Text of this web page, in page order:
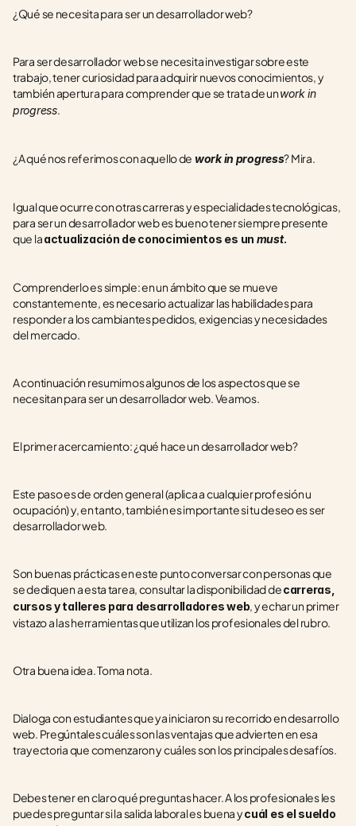
¿Qué se necesita para ser un desarrollador web?
Para ser desarrollador web se necesita investigar sobre este
trabajo, tener curiosidad para adquirir nuevos conocimientos, y
también apertura para comprender que se trata de un work in
progress.
¿A qué nos referimos con aquello de work in progress? Mira.
Igual que ocurre con otras carreras y especialidades tecnológicas,
para ser un desarrollador web es bueno tener siempre presente
que la actualización de conocimientos es un must.
Comprenderlo es simple: en un ámbito que se mueve
constantemente, es necesario actualizar las habilidades para
responder a los cambiantes pedidos, exigencias y necesidades
del mercado.
A continuación resumimos algunos de los aspectos que se
necesitan para ser un desarrollador web. Veamos.
El primer acercamiento: ¿qué hace un desarrollador web?
Este paso es de orden general (aplica a cualquier profesión u
ocupación) y, en tanto, también es importante si tu deseo es ser
desarrollador web.
Son buenas prácticas en este punto conversar con personas que
se dediquen a esta tarea, consultar la disponibilidad de carreras,
cursos y talleres para desarrolladores web, y echar un primer
vistazo a las herramientas que utilizan los profesionales del rubro.
Otra buena idea. Toma nota.
Dialoga con estudiantes que ya iniciaron su recorrido en desarrollo
web. Pregúntales cuáles son las ventajas que advierten en esa
trayectoria que comenzaron y cuáles son los principales desafíos.
Debes tener en claro qué preguntas hacer. A los profesionales les
puedes preguntar si la salida laboral es buena y cuál es el sueldo